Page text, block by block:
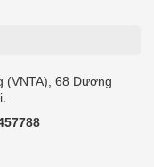
(VNTA), 68 Dương